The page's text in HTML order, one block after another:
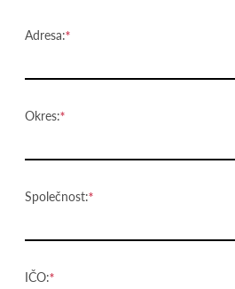
Adresa:
Okres:
Společnost:
IČO: